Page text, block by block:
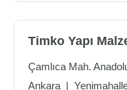
Timko Yapı
Çamlıca Mah.
Ankara |